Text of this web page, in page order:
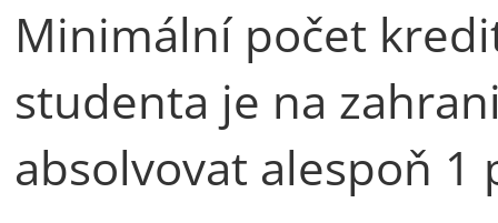
Minimální počet
studenta je na
absolvovat alespoň